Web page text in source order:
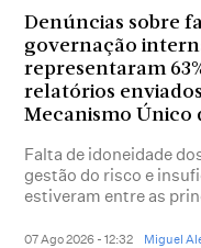
Denúncias sobre
governação
representaram
relatórios
Mecanismo Único
Falta de idoneidade
gestão do risco e
estiveram entre as
07 Ago 2026 - 12:32 Miguel